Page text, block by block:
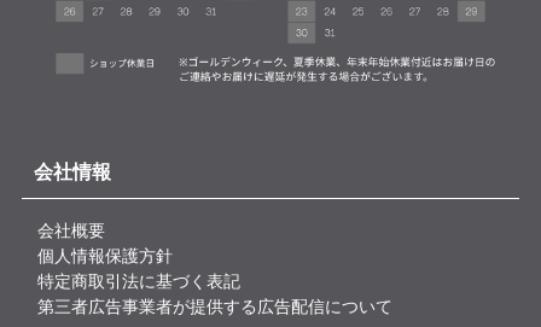
会社情報
会社概要
個人情報保護方針
特定商取引法に基づく表記
第三者広告事業者が提供する広告配信について